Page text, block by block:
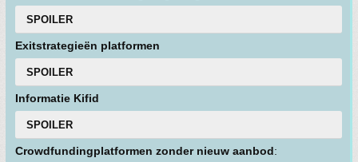
SPOILER
Exitstrategieën platformen
SPOILER
Informatie Kifid
SPOILER
Crowdfundingplatformen zonder nieuw aanbod: